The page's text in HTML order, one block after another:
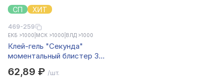
СП ХИТ
469-259
ЕКБ >1000 МСК >1000 ВЛД >1000
Клей-гель "Секунда"
моментальный блистер 3г,
62,89 ₽ /шт.